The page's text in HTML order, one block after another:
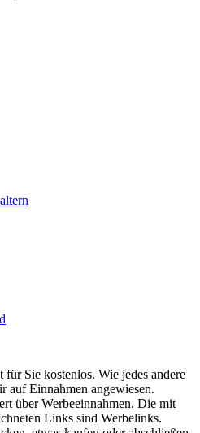
Sie kostenlos. Wie jedes andere
auf Einnahmen angewiesen.
über Werbeeinnahmen. Die mit
Links sind Werbelinks.